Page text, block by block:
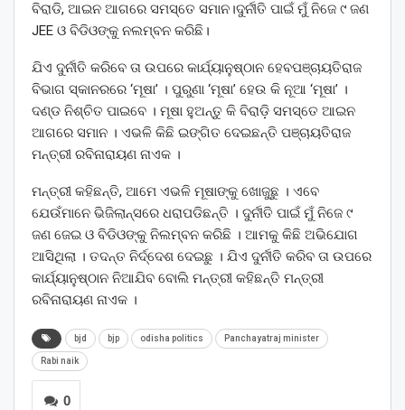
ବିରାଡି, ଆଇନ ଆଗରେ ସମସ୍ତେ ସମାନ।ଦୁର୍ନୀତି ପାଇଁ ମୁଁ ନିଜେ ୯ ଜଣ
JEE ଓ ବିଡିଓଙ୍କୁ ନଲମ୍ବନ କରିଛି।
ଯିଏ ଦୁର୍ନୀତି କରିବେ ତା ଉପରେ କାର୍ଯ୍ୟାନୁଷ୍ଠାନ ହେବପଞ୍ଚାୟତିରାଜ
ବିଭାଗ ସ୍କାନରରେ ‘ମୂଷା’ । ପୁରୁଣା ‘ମୂଷା’ ହେଉ କି ନୂଆ ‘ମୂଷା’ ।
ଦଣ୍ଡ ନିଶ୍ଚିତ ପାଇବେ । ମୂଷା ହୁଅନ୍ତୁ କି ବିରାଡ଼ି ସମସ୍ତେ ଆଇନ
ଆଗରେ ସମାନ । ଏଭଳି କିଛି ଇଙ୍ଗିତ ଦେଇଛନ୍ତି ପଞ୍ଚାୟତିରାଜ
ମନ୍ତ୍ରୀ ରବିନାରାୟଣ ନାଏକ ।
ମନ୍ତ୍ରୀ କହିଛନ୍ତି, ଆମେ ଏଭଳି ମୂଷାଙ୍କୁ ଖୋଜୁଛୁ । ଏବେ
ଯେଉଁମାନେ ଭିଜିଲାନ୍ସରେ ଧରାପଡିଛନ୍ତି । ଦୁର୍ନୀତି ପାଇଁ ମୁଁ ନିଜେ ୯
ଜଣ ଜେଇ ଓ ବିଡିଓଙ୍କୁ ନିଲମ୍ବନ କରିଛି । ଆମକୁ କିଛି ଅଭିଯୋଗ
ଆସିଥିଲା । ତଦନ୍ତ ନିର୍ଦ୍ଦେଶ ଦେଇଛୁ । ଯିଏ ଦୁର୍ନୀତି କରିବ ତା ଉପରେ
କାର୍ଯ୍ୟାନୁଷ୍ଠାନ ନିଆଯିବ ବୋଲି ମନ୍ତ୍ରୀ କହିଛନ୍ତି ମନ୍ତ୍ରୀ
ରବିନାରାୟଣ ନାଏକ ।
bjd bjp odisha politics Panchayatraj minister
Rabi naik
0